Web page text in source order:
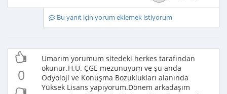
Bu yanıt için yorum eklemek istiyorum
0
Umarım yorumum sitedeki herkes tarafından
okunur.H.Ü. ÇGE mezunuyum ve şu anda
Odyoloji ve Konuşma Bozuklukları alanında
Yüksek Lisans yapıyorum.Dönem arkadaşım